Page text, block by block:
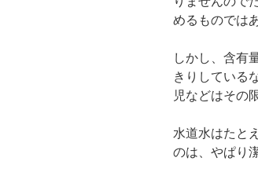
めるものでは
しかし、含有
きりしている
児などはその
水道水はたと
のは、やぱり